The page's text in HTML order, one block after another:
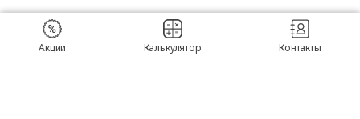
Акции Калькулятор Контакты